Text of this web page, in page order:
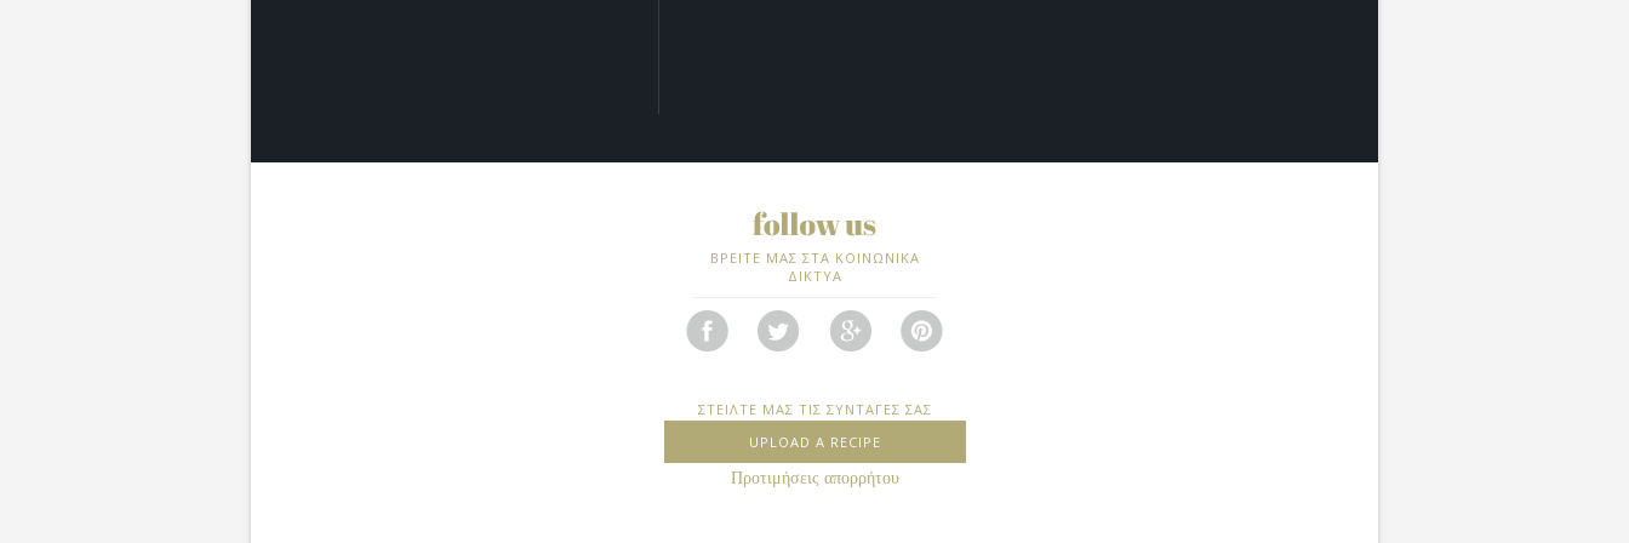
ΒΡΕΙΤΕ ΜΑΣ ΣΤΑ ΚΟΙΝΩΝΙΚΑ
ΔΙΚΤΥΑ
ΣΤΕΙΛΤΕ ΜΑΣ ΤΙΣ ΣΥΝΤΑΓΕΣ ΣΑΣ
UPLOAD A RECIPE
Προτιμήσεις απορρήτου